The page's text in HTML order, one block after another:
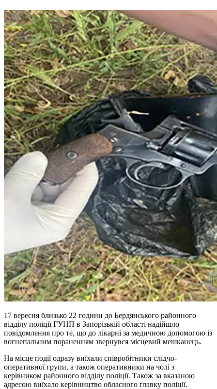
17 вересня близько 22 години до Бердянського районного
відділу поліції ГУНП в Запорізькій області надійшло
повідомлення про те, що до лікарні за медичною допомогою із
вогнепальним пораненням звернувся місцевий мешканець.
На місце події одразу виїхали співробітники слідчо-
оперативної групи, а також оперативники на чолі з
керівником районного відділу поліції. Також за вказаною
адресою виїхало керівництво обласного главку поліції.